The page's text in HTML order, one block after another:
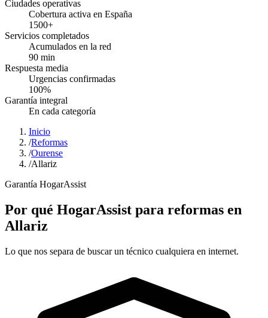
Ciudades operativas
Cobertura activa en España
1500+
Servicios completados
Acumulados en la red
90 min
Respuesta media
Urgencias confirmadas
100%
Garantía integral
En cada categoría
Inicio
/Reformas
/Ourense
/Allariz
Garantía HogarAssist
Por qué HogarAssist para reformas en
Allariz
Lo que nos separa de buscar un técnico cualquiera en internet.